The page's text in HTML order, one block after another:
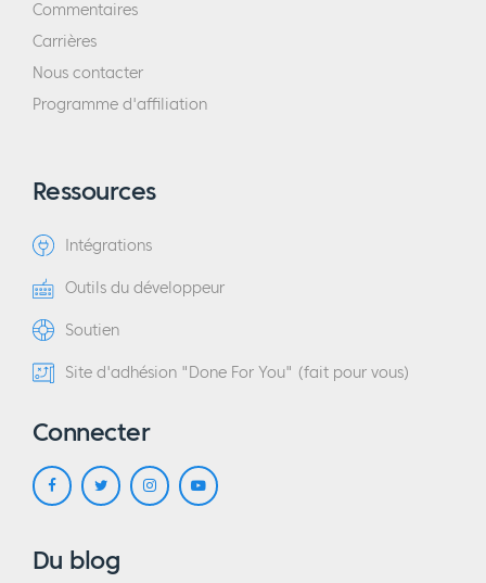
Commentaires
Carrières
Nous contacter
Programme d'affiliation
Ressources
Intégrations
Outils du développeur
Soutien
Site d'adhésion "Done For You" (fait pour vous)
Connecter
Du blog